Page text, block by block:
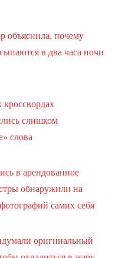
объяснила, почему
в два часа ночи
кроссвордах
слишком
слова
в арендованное
обнаружили на
самих себя
оригинальный